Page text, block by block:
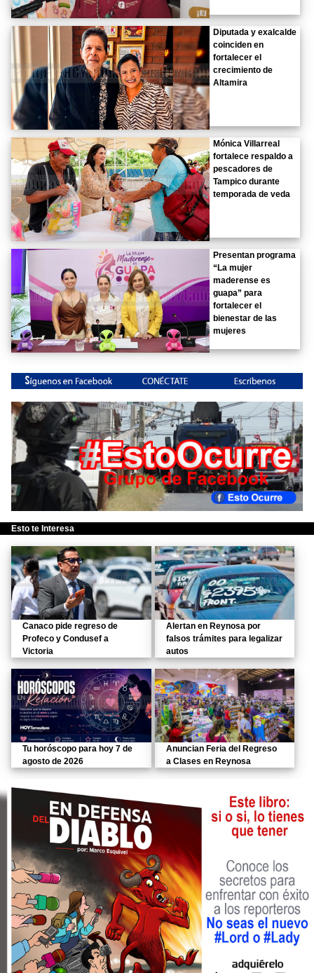
Diputada y exalcalde
coinciden en
fortalecer el
crecimiento de
Altamira
Mónica Villarreal
fortalece respaldo a
pescadores de
Tampico durante
temporada de veda
Presentan programa
“La mujer
maderense es
guapa” para
fortalecer el
bienestar de las
mujeres
Esto te Interesa
Canaco pide regreso de
Profeco y Condusef a
Victoria
Alertan en Reynosa por
falsos trámites para legalizar
autos
Tu horóscopo para hoy 7 de
agosto de 2026
Anuncian Feria del Regreso
a Clases en Reynosa